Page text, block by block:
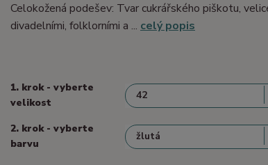
Celokožená podešev: Tvar cukrářského piškotu,
divadelními, folklorními a ... celý popis
1. krok - vyberte
velikost
2. krok - vyberte
barvu